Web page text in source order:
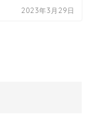
2023年3月29日